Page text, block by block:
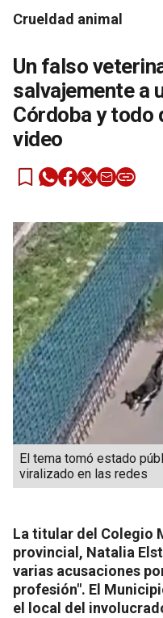
Crueldad animal
Un falso
salvajemente a
Córdoba y todo
video
El tema tomó estado
viralizado en las redes
La titular del Colegio
provincial, Natalia
varias acusaciones
profesión". El
el local del